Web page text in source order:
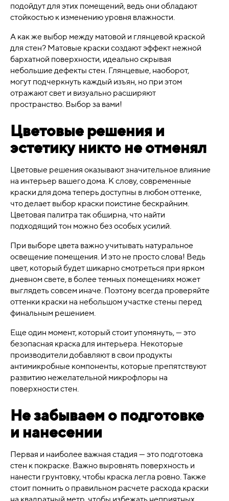
подойдут для этих помещений, ведь они обладают
стойкостью к изменению уровня влажности.
А как же выбор между матовой и глянцевой краской
для стен? Матовые краски создают эффект нежной
бархатной поверхности, идеально скрывая
небольшие дефекты стен. Глянцевые, наоборот,
могут подчеркнуть каждый изъян, но при этом
отражают свет и визуально расширяют
пространство. Выбор за вами!
Цветовые решения и
эстетику никто не отменял
Цветовые решения оказывают значительное влияние
на интерьер вашего дома. К слову, современные
краски для дома теперь доступны в любом оттенке,
что делает выбор краски поистине бескрайним.
Цветовая палитра так обширна, что найти
подходящий тон можно без особых усилий.
При выборе цвета важно учитывать натуральное
освещение помещения. И это не просто слова! Ведь
цвет, который будет шикарно смотреться при ярком
дневном свете, в более темных помещениях может
выглядеть совсем иначе. Поэтому всегда проверяйте
оттенки краски на небольшом участке стены перед
финальным решением.
Еще один момент, который стоит упомянуть, — это
безопасная краска для интерьера. Некоторые
производители добавляют в свои продукты
антимикробные компоненты, которые препятствуют
развитию нежелательной микрофлоры на
поверхности стен.
Не забываем о подготовке
и нанесении
Первая и наиболее важная стадия — это подготовка
стен к покраске. Важно выровнять поверхность и
нанести грунтовку, чтобы краска легла ровно. Также
стоит помнить о правильном расчете расхода краски